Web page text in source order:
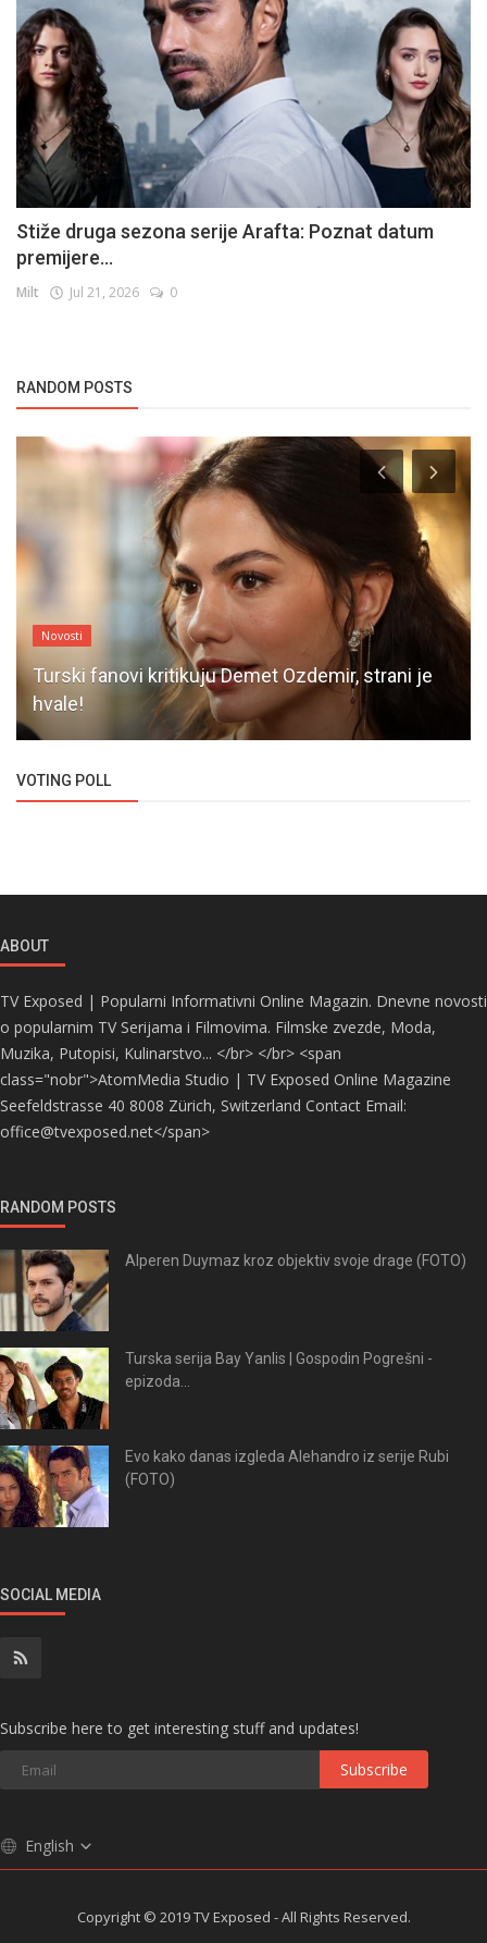
Stiže druga sezona serije Arafta: Poznat datum
premijere...
Milt Jul 21, 2026 0
RANDOM POSTS
Novosti
Turski fanovi kritikuju Demet Ozdemir, strani je
hvale!
VOTING POLL
ABOUT
TV Exposed | Popularni Informativni Online Magazin. Dnevne novosti
o popularnim TV Serijama i Filmovima. Filmske zvezde, Moda,
Muzika, Putopisi, Kulinarstvo... </br> </br> <span
class="nobr">AtomMedia Studio | TV Exposed Online Magazine
Seefeldstrasse 40 8008 Zürich, Switzerland Contact Email:
office@tvexposed.net</span>
RANDOM POSTS
Alperen Duymaz kroz objektiv svoje drage (FOTO)
Turska serija Bay Yanlis | Gospodin Pogrešni -
epizoda...
Evo kako danas izgleda Alehandro iz serije Rubi
(FOTO)
SOCIAL MEDIA
Subscribe here to get interesting stuff and updates!
Subscribe
English
Copyright © 2019 TV Exposed - All Rights Reserved.